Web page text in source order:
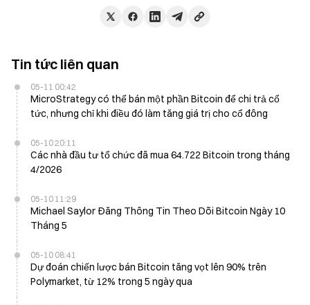
Tin tức liên quan
05-11 00:42
MicroStrategy có thể bán một phần Bitcoin để chi trả cổ
tức, nhưng chỉ khi điều đó làm tăng giá trị cho cổ đông
05-10 20:11
Các nhà đầu tư tổ chức đã mua 64.722 Bitcoin trong tháng
4/2026
05-10 11:29
Michael Saylor Đăng Thông Tin Theo Dõi Bitcoin Ngày 10
Tháng 5
05-10 08:41
Dự đoán chiến lược bán Bitcoin tăng vọt lên 90% trên
Polymarket, từ 12% trong 5 ngày qua